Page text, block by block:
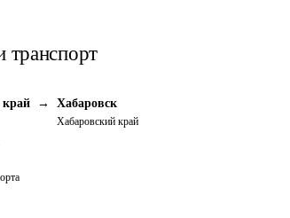
край → Хабаровск
Хабаровский край